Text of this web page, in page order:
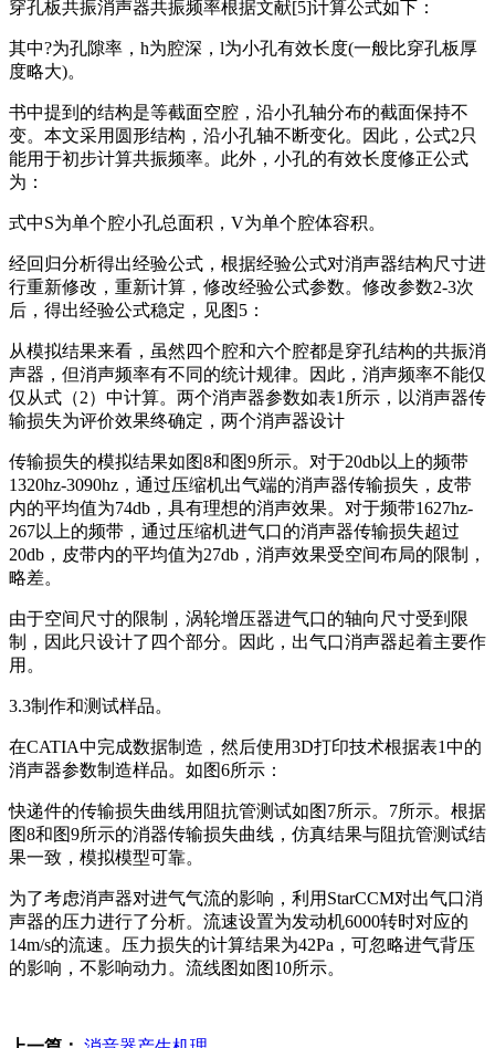
穿孔板共振消声器共振频率根据文献[5]计算公式如下：
其中?为孔隙率，h为腔深，l为小孔有效长度(一般比穿孔板厚
度略大)。
书中提到的结构是等截面空腔，沿小孔轴分布的截面保持不
变。本文采用圆形结构，沿小孔轴不断变化。因此，公式2只
能用于初步计算共振频率。此外，小孔的有效长度修正公式
为：
式中S为单个腔小孔总面积，V为单个腔体容积。
经回归分析得出经验公式，根据经验公式对消声器结构尺寸进
行重新修改，重新计算，修改经验公式参数。修改参数2-3次
后，得出经验公式稳定，见图5：
从模拟结果来看，虽然四个腔和六个腔都是穿孔结构的共振消
声器，但消声频率有不同的统计规律。因此，消声频率不能仅
仅从式（2）中计算。两个消声器参数如表1所示，以消声器传
输损失为评价效果终确定，两个消声器设计
传输损失的模拟结果如图8和图9所示。对于20db以上的频带
1320hz-3090hz，通过压缩机出气端的消声器传输损失，皮带
内的平均值为74db，具有理想的消声效果。对于频带1627hz-
267以上的频带，通过压缩机进气口的消声器传输损失超过
20db，皮带内的平均值为27db，消声效果受空间布局的限制，
略差。
由于空间尺寸的限制，涡轮增压器进气口的轴向尺寸受到限
制，因此只设计了四个部分。因此，出气口消声器起着主要作
用。
3.3制作和测试样品。
在CATIA中完成数据制造，然后使用3D打印技术根据表1中的
消声器参数制造样品。如图6所示：
快递件的传输损失曲线用阻抗管测试如图7所示。7所示。根据
图8和图9所示的消器传输损失曲线，仿真结果与阻抗管测试结
果一致，模拟模型可靠。
为了考虑消声器对进气气流的影响，利用StarCCM对出气口消
声器的压力进行了分析。流速设置为发动机6000转时对应的
14m/s的流速。压力损失的计算结果为42Pa，可忽略进气背压
的影响，不影响动力。流线图如图10所示。